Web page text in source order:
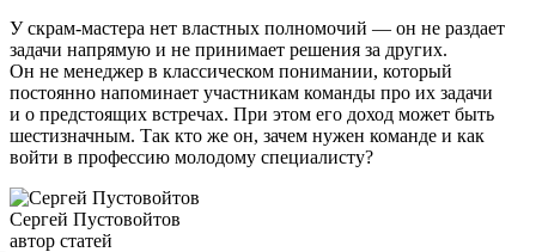
У скрам-мастера нет властных полномочий — он не раздает
задачи напрямую и не принимает решения за других.
Он не менеджер в классическом понимании, который
постоянно напоминает участникам команды про их задачи
и о предстоящих встречах. При этом его доход может быть
шестизначным. Так кто же он, зачем нужен команде и как
войти в профессию молодому специалисту?
Сергей Пустовойтов
автор статей